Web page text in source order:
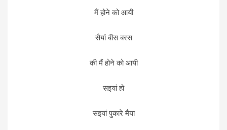
मैं होने को आयी
सैयां बीस बरस
की मैं होने को आयी
सइयां हो
सइयां पुकारे मैया